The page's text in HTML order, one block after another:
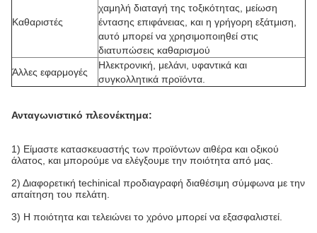
Καθαριστές
χαμηλή διαταγή της τοξικότητας, μείωση
έντασης επιφάνειας, και η γρήγορη εξάτμιση,
αυτό μπορεί να χρησιμοποιηθεί στις
διατυπώσεις καθαρισμού
Άλλες εφαρμογές
Ηλεκτρονική, μελάνι, υφαντικά και
συγκολλητικά προϊόντα.
Ανταγωνιστικό πλεονέκτημα:
1) Είμαστε κατασκευαστής των προϊόντων αιθέρα και οξικού
άλατος, και μπορούμε να ελέγξουμε την ποιότητα από μας.
2) Διαφορετική techinical προδιαγραφή διαθέσιμη σύμφωνα με την
απαίτηση του πελάτη.
3) Η ποιότητα και τελειώνει το χρόνο μπορεί να εξασφαλιστεί.